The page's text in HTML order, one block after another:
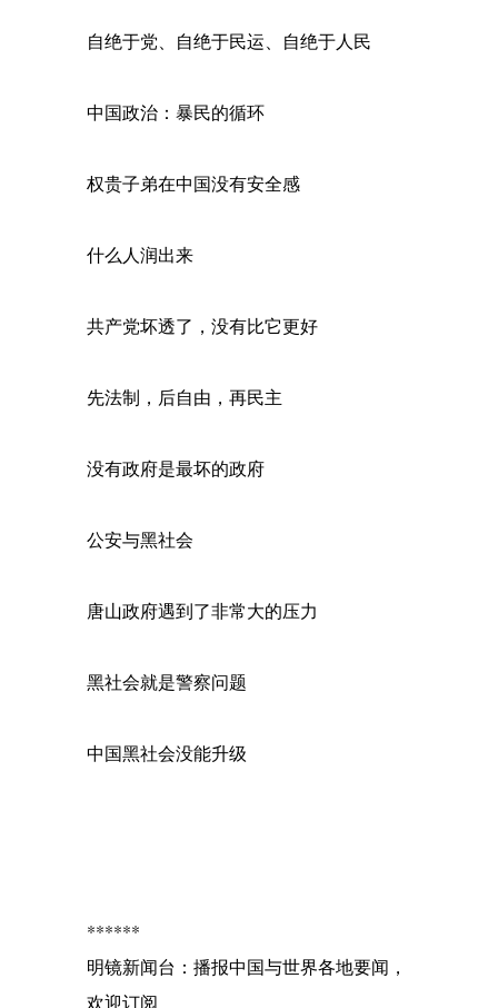
自绝于党、自绝于民运、自绝于人民
中国政治：暴民的循环
权贵子弟在中国没有安全感
什么人润出来
共产党坏透了，没有比它更好
先法制，后自由，再民主
没有政府是最坏的政府
公安与黑社会
唐山政府遇到了非常大的压力
黑社会就是警察问题
中国黑社会没能升级
******
明镜新闻台：播报中国与世界各地要闻，
欢迎订阅